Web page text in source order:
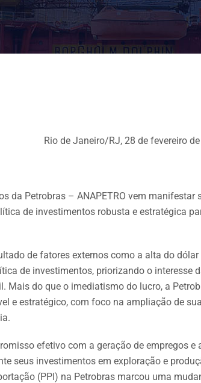
Rio de Janeiro/RJ, 28 de fevereiro
da Petrobras – ANAPETRO vem manifestar
de investimentos robusta e estratégica
de fatores externos como a alta do dólar
de investimentos, priorizando o interesse
Mais do que o imediatismo do lucro, a
e estratégico, com foco na ampliação de sua
efetivo com a geração de empregos e
seus investimentos em exploração e
(PPI) na Petrobras marcou uma